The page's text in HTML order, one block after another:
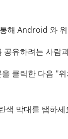
해 Android 와
유하려는 사람
클릭한 다음 "
색 막대를 탭하